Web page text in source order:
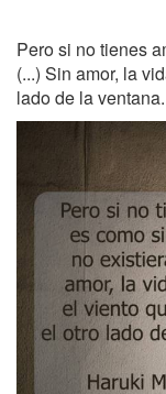
Pero si no tienes
(...) Sin amor, la
lado de la ventana.